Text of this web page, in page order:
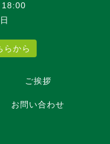
18:00
らから
ご挨拶
お問い合わせ